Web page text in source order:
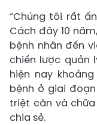
“Chúng tôi rất
Cách đây 10
bệnh nhân đến
chiến lược quản
hiện nay
bệnh ở giai
triệt căn và chữa
chia sẻ.